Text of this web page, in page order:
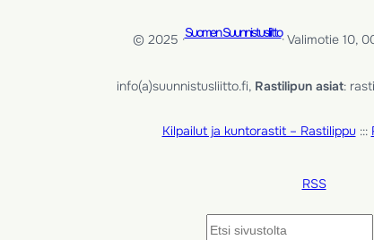
© 2025 ·Suomen Suunnistusliitto· Valimotie 10,
info(a)suunnistusliitto.fi, Rastilipun asiat:
Kilpailut ja kuntorastit – Rastilippu:::
RSS
Etsi